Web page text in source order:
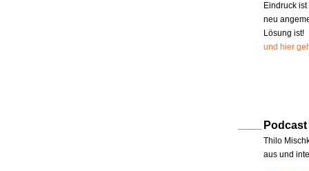
Eindruck
neu
Lösung ist!
und hier
Podcast
Thilo
aus und